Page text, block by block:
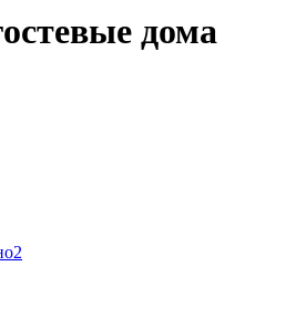
дома
2